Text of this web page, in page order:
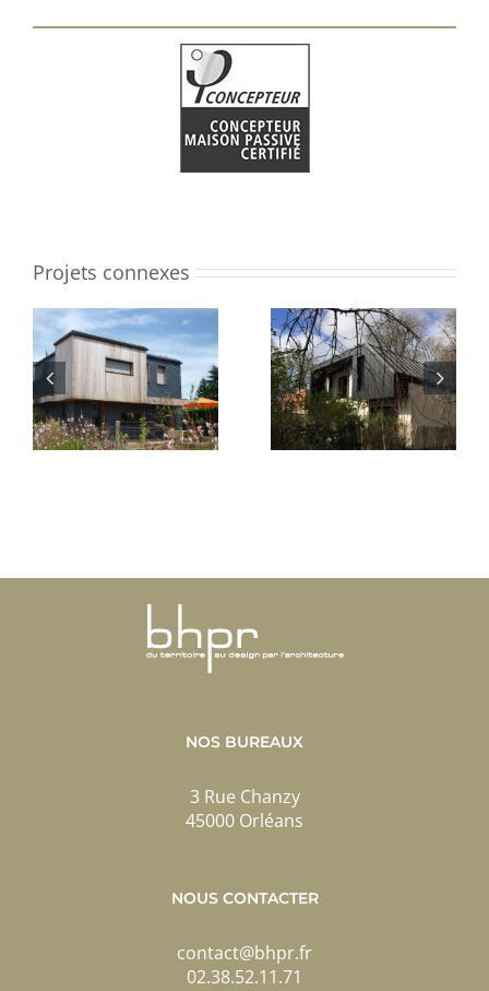
Projets connexes
NOS BUREAUX
3 Rue Chanzy
45000 Orléans
NOUS CONTACTER
contact@bhpr.fr
02.38.52.11.71